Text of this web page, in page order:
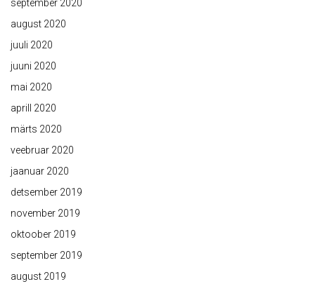
september 2020
august 2020
juuli 2020
juuni 2020
mai 2020
aprill 2020
märts 2020
veebruar 2020
jaanuar 2020
detsember 2019
november 2019
oktoober 2019
september 2019
august 2019